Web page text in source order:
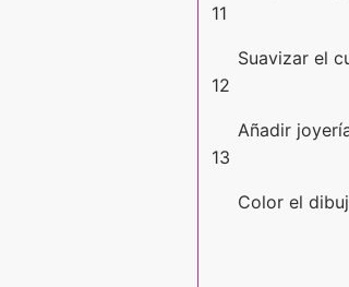
11
Suavizar el
12
Añadir
13
Color el